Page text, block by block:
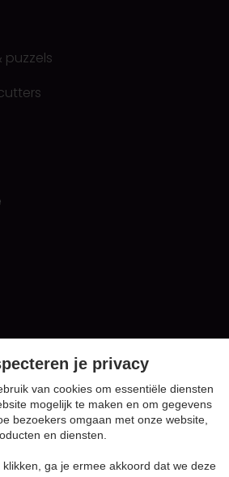
puzzels
je privacy
van cookies om essentiële diensten
mogelijk te maken en om gegevens
bezoekers omgaan met onze website,
en diensten.
klikken, ga je ermee akkoord dat we deze